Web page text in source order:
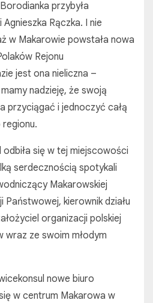
przybyła
Rączka. I nie
w Makarowie powstała nowa
Rejonu
jest ona nieliczna –
nadzieję, że swoją
przyciągać i jednoczyć całą
się w tej miejscowości
serdecznością spotykali
Makarowskiej
Państwowej, kierownik działu
organizacji polskiej
wraz ze swoim młodym
nowe biuro
w centrum Makarowa w